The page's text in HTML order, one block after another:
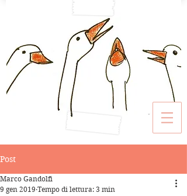
Post
Marco Gandolfi
9 gen 2019 Tempo di lettura: 3 min